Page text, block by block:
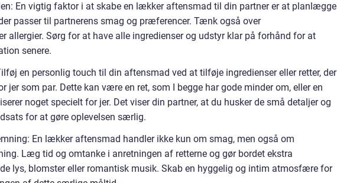
En vigtig faktor i at skabe en lækker aftensmad til din partner er at planlægge
passer til partnerens smag og præferencer. Tænk også over
allergier. Sørg for at have alle ingredienser og udstyr klar på forhånd for at
senere.
en personlig touch til din aftensmad ved at tilføje ingredienser eller retter, der
jer som par. Dette kan være en ret, som I begge har gode minder om, eller en
noget specielt for jer. Det viser din partner, at du husker de små detaljer og
for at gøre oplevelsen særlig.
En lækker aftensmad handler ikke kun om smag, men også om
Læg tid og omtanke i anretningen af retterne og gør bordet ekstra
lys, blomster eller romantisk musik. Skab en hyggelig og intim atmosfære for